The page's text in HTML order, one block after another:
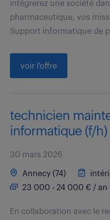
intégrerez une société
pharmaceutique, vos
Support informatique de
voir l'offre
technicien
informatique (f/h)
30 mars 2026
Annecy (74)
23 000 - 24 000 € / an
En collaboration avec le